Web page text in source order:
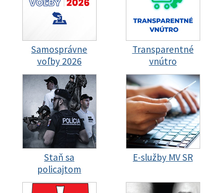
Samosprávne
voľby 2026
Transparentné
vnútro
Staň sa
policajtom
E-služby MV SR